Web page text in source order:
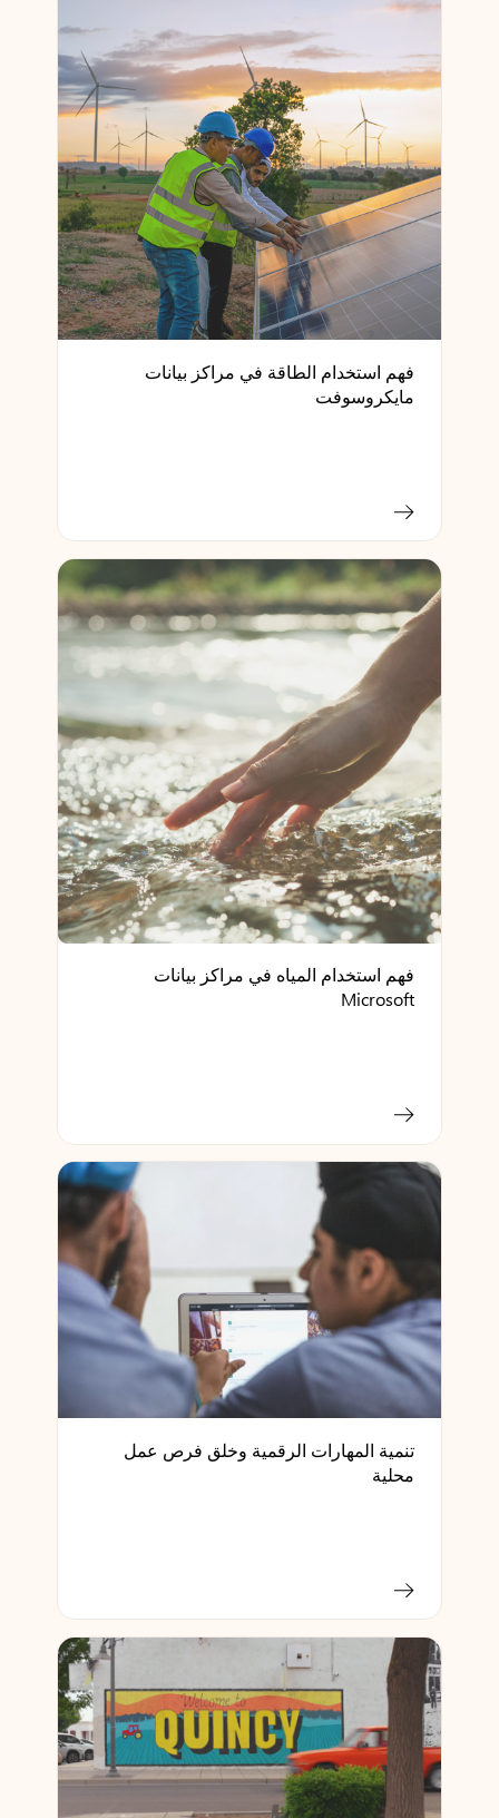
فهم استخدام الطاقة في مراكز بيانات
مايكروسوفت
فهم استخدام المياه في مراكز بيانات
Microsoft
تنمية المهارات الرقمية وخلق فرص عمل
محلية